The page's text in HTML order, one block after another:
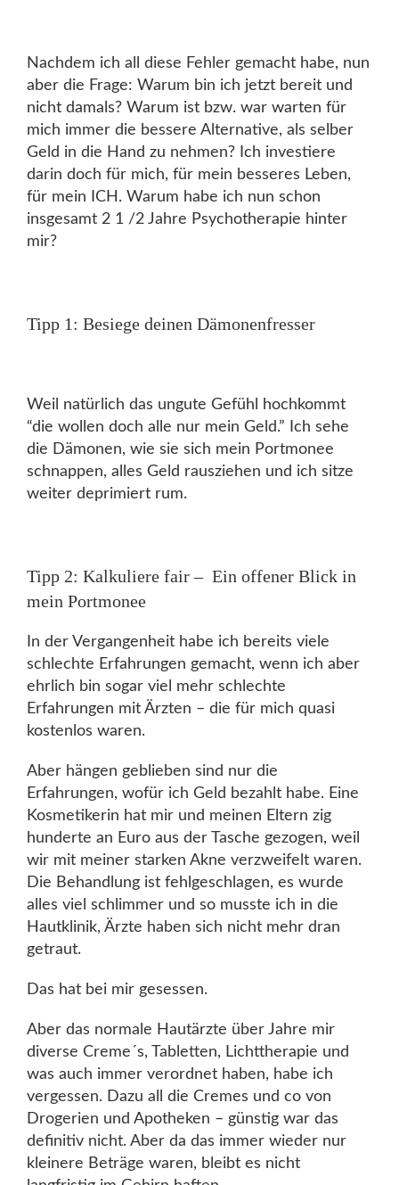
Nachdem ich all diese Fehler gemacht habe, nun
aber die Frage: Warum bin ich jetzt bereit und
nicht damals? Warum ist bzw. war warten für
mich immer die bessere Alternative, als selber
Geld in die Hand zu nehmen? Ich investiere
darin doch für mich, für mein besseres Leben,
für mein ICH. Warum habe ich nun schon
insgesamt 2 1 /2 Jahre Psychotherapie hinter
mir?
Tipp 1: Besiege deinen Dämonenfresser
Weil natürlich das ungute Gefühl hochkommt
“die wollen doch alle nur mein Geld.” Ich sehe
die Dämonen, wie sie sich mein Portmonee
schnappen, alles Geld rausziehen und ich sitze
weiter deprimiert rum.
Tipp 2: Kalkuliere fair – Ein offener Blick in
mein Portmonee
In der Vergangenheit habe ich bereits viele
schlechte Erfahrungen gemacht, wenn ich aber
ehrlich bin sogar viel mehr schlechte
Erfahrungen mit Ärzten – die für mich quasi
kostenlos waren.
Aber hängen geblieben sind nur die
Erfahrungen, wofür ich Geld bezahlt habe. Eine
Kosmetikerin hat mir und meinen Eltern zig
hunderte an Euro aus der Tasche gezogen, weil
wir mit meiner starken Akne verzweifelt waren.
Die Behandlung ist fehlgeschlagen, es wurde
alles viel schlimmer und so musste ich in die
Hautklinik, Ärzte haben sich nicht mehr dran
getraut.
Das hat bei mir gesessen.
Aber das normale Hautärzte über Jahre mir
diverse Creme´s, Tabletten, Lichttherapie und
was auch immer verordnet haben, habe ich
vergessen. Dazu all die Cremes und co von
Drogerien und Apotheken – günstig war das
definitiv nicht. Aber da das immer wieder nur
kleinere Beträge waren, bleibt es nicht